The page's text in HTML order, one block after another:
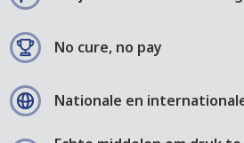
No cure, no pay
Nationale en